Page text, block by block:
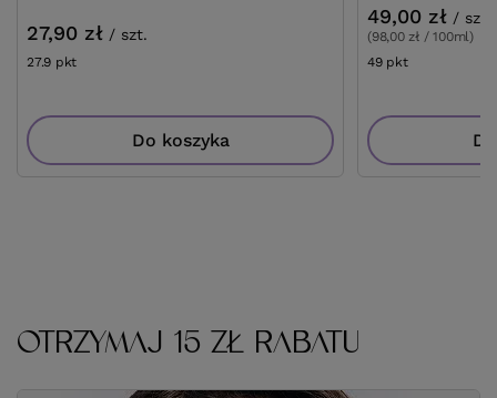
27,90 zł / szt.
27.9 pkt
Do koszyka
49,00 zł / szt.
(98,00 zł / 100ml)
49 pktpunktów
OTRZYMAJ 15 ZŁ RABATU